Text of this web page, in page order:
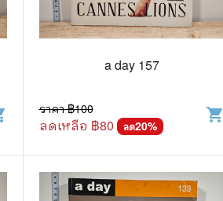
a day 157
ราคา ฿100
ลดเหลือ ฿80 ลด20%
shopping_cart
บอร์ดเกมโดยคนไทย
📒 สมุดบันทึก